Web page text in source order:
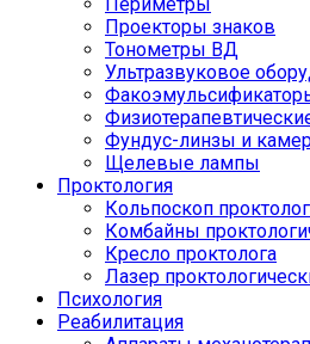
Проекторы знаков
Тонометры ВД
Ультразвуковое
Фундус-линзы и
Щелевые лампы
Проктология
Кольпоскоп
Комбайны
Кресло проктолога
Лазер
Психология
Реабилитация